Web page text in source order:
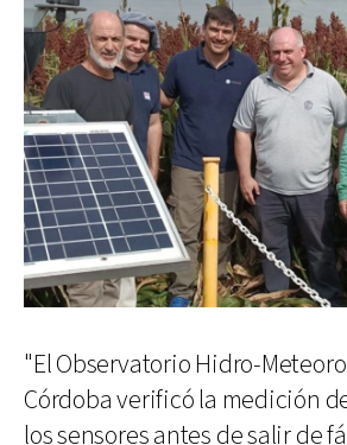
"El Observatorio Hidro-
Córdoba verificó la medición
los sensores antes de salir de